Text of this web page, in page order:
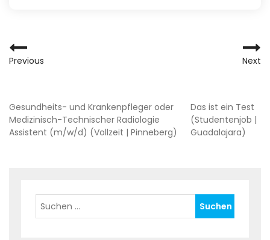
Previous Next
Gesundheits- und Krankenpfleger oder
Medizinisch-Technischer Radiologie
Assistent (m/w/d) (Vollzeit | Pinneberg)
Das ist ein Test
(Studentenjob |
Guadalajara)